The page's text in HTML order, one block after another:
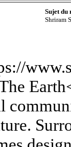
Sujet du
Shriram